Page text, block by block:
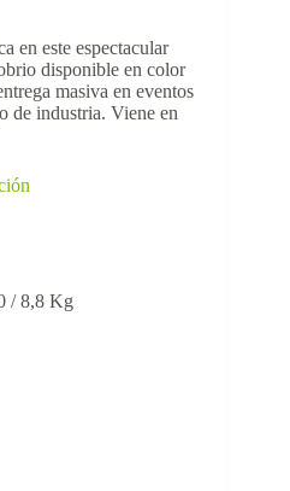
en este espectacular
disponible en color
masiva en eventos
de industria. Viene en
/ 8,8 Kg